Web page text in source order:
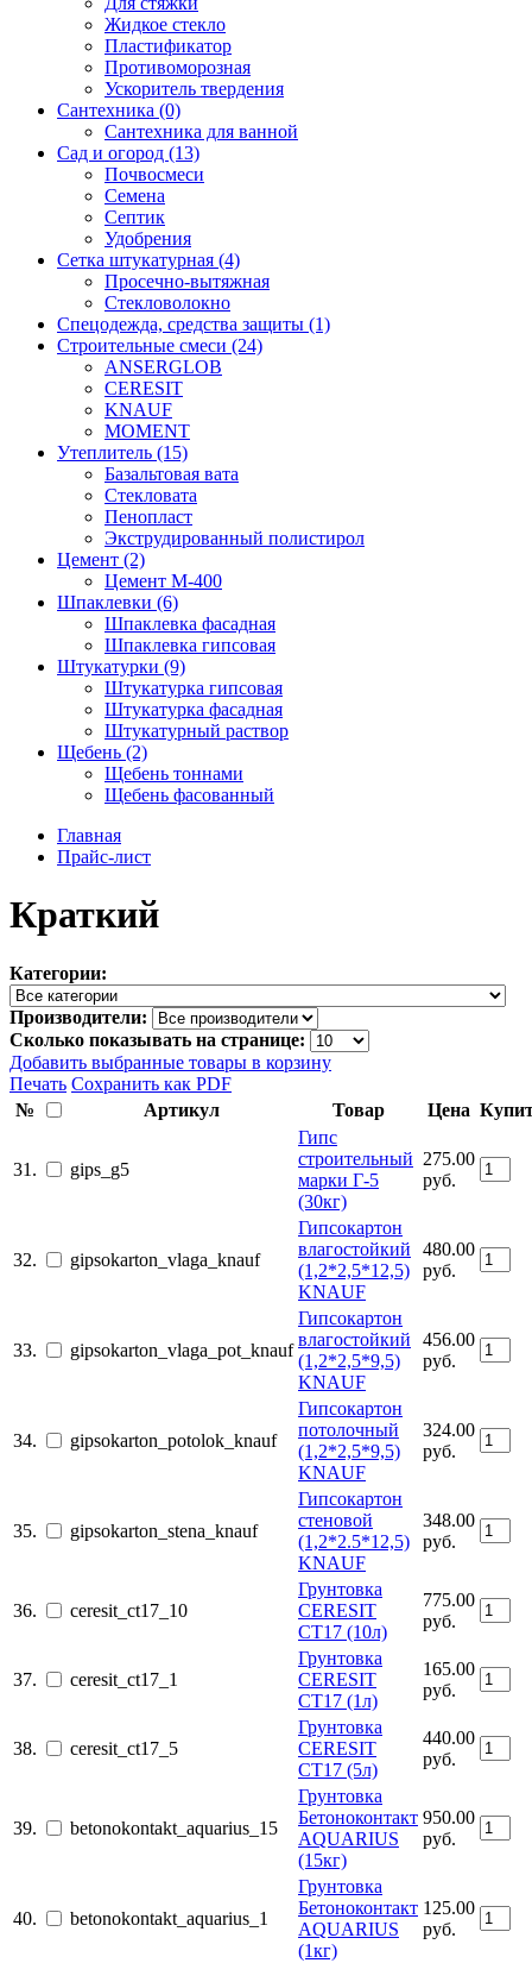
Жидкое стекло
Пластификатор
Противоморозная
Ускоритель твердения
Сантехника (0)
Сантехника для ванной
Сад и огород (13)
Почвосмеси
Семена
Септик
Удобрения
Сетка штукатурная (4)
Просечно-вытяжная
Стекловолокно
Спецодежда, средства защиты (1)
Строительные смеси (24)
ANSERGLOB
CERESIT
KNAUF
MOMENT
Утеплитель (15)
Базальтовая вата
Стекловата
Пенопласт
Экструдированный полистирол
Цемент (2)
Цемент М-400
Шпаклевки (6)
Шпаклевка фасадная
Шпаклевка гипсовая
Штукатурки (9)
Штукатурка гипсовая
Штукатурка фасадная
Штукатурный раствор
Щебень (2)
Щебень тоннами
Щебень фасованный
Главная
Прайс-лист
Краткий
Категории:
Производители:
Сколько показывать на странице:
Добавить выбранные товары в корзину
Печать Сохранить как PDF
№
Артикул Товар Цена
31. gips_g5
Гипс
строительный
марки Г-5
(30кг)
275.00
руб.
32. gipsokarton_vlaga_knauf
Гипсокартон
влагостойкий
(1,2*2,5*12,5)
KNAUF
480.00
руб.
33. gipsokarton_vlaga_pot_knauf
Гипсокартон
влагостойкий
(1,2*2,5*9,5)
KNAUF
456.00
руб.
34. gipsokarton_potolok_knauf
Гипсокартон
потолочный
(1,2*2,5*9,5)
KNAUF
324.00
руб.
35. gipsokarton_stena_knauf
Гипсокартон
стеновой
(1,2*2.5*12,5)
KNAUF
348.00
руб.
36. ceresit_ct17_10
Грунтовка
CERESIT
CT17 (10л)
775.00
руб.
37. ceresit_ct17_1
Грунтовка
CERESIT
CT17 (1л)
165.00
руб.
38. ceresit_ct17_5
Грунтовка
CERESIT
CT17 (5л)
440.00
руб.
39. betonokontakt_aquarius_15
Грунтовка
Бетоноконтакт
AQUARIUS
(15кг)
950.00
руб.
40. betonokontakt_aquarius_1
Грунтовка
Бетоноконтакт
AQUARIUS
(1кг)
125.00
руб.